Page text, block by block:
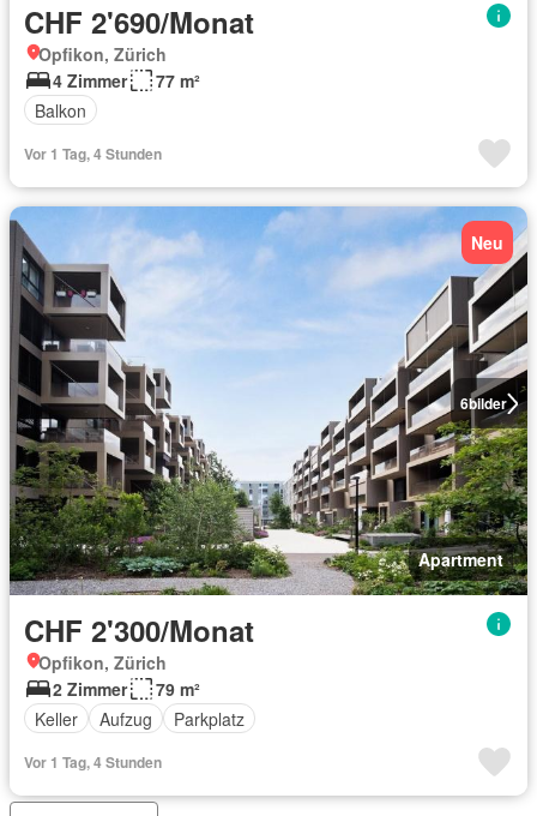
CHF 2'690/Monat
Opfikon, Zürich
4 Zimmer
77 m²
Balkon
Vor 1 Tag, 4 Stunden
6bilder
Neu
Apartment
CHF 2'300/Monat
Opfikon, Zürich
2 Zimmer
79 m²
Keller
Aufzug Parkplatz
Vor 1 Tag, 4 Stunden